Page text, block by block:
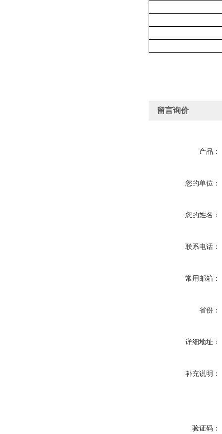
留言询价
产品：
您的单位：
您的姓名：
联系电话：
常用邮箱：
省份：
详细地址：
补充说明：
验证码：